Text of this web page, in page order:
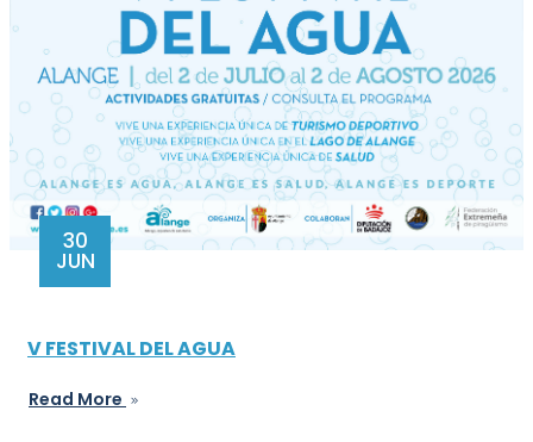
30
JUN
V FESTIVAL DEL AGUA
Read More